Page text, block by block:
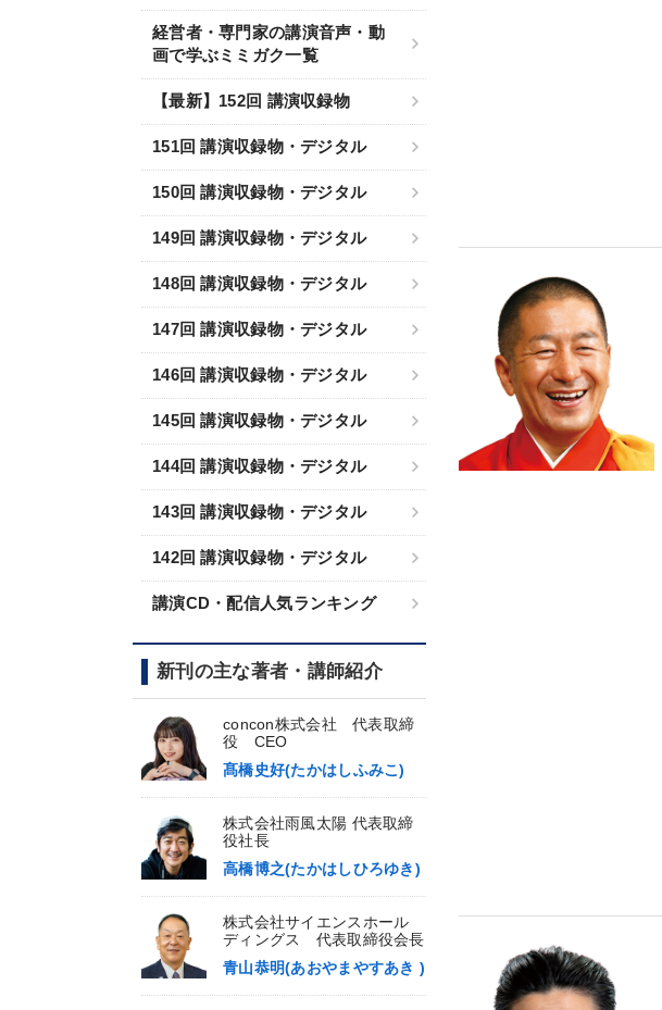
経営者・専門家の講演音声・動
画で学ぶミミガク一覧
【最新】152回 講演収録物
151回 講演収録物・デジタル
150回 講演収録物・デジタル
149回 講演収録物・デジタル
148回 講演収録物・デジタル
147回 講演収録物・デジタル
146回 講演収録物・デジタル
145回 講演収録物・デジタル
144回 講演収録物・デジタル
143回 講演収録物・デジタル
142回 講演収録物・デジタル
講演CD・配信人気ランキング
新刊の主な著者・講師紹介
concon株式会社 代表取締
役 CEO
髙橋史好(たかはしふみこ)
株式会社雨風太陽 代表取締
役社長
高橋博之(たかはしひろゆき)
株式会社サイエンスホール
ディングス 代表取締役会長
青山恭明(あおやまやすあき )